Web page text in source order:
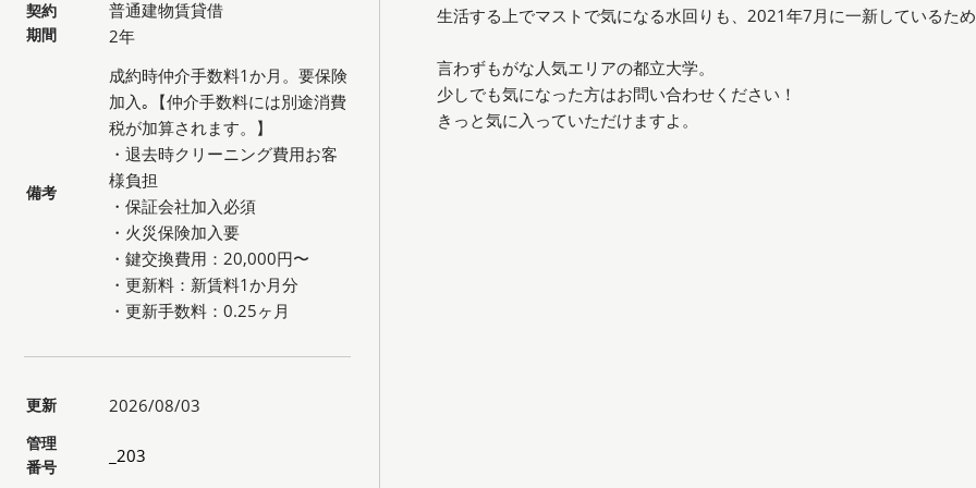
契約
期間
普通建物賃貸借
2年
備考
成約時仲介手数料1か月。要保険
加入｡【仲介手数料には別途消費
税が加算されます。】
・退去時クリーニング費用お客
様負担
・保証会社加入必須
・火災保険加入要
・鍵交換費用：20,000円〜
・更新料：新賃料1か月分
・更新手数料：0.25ヶ月
更新 2026/08/03
管理
番号
_203
生活する上でマストで気になる水回りも、2021年7月に一新しているため
言わずもがな人気エリアの都立大学。
少しでも気になった方はお問い合わせください！
きっと気に入っていただけますよ。